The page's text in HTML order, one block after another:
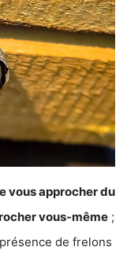
vous approcher du
vous-même ;
de frelons